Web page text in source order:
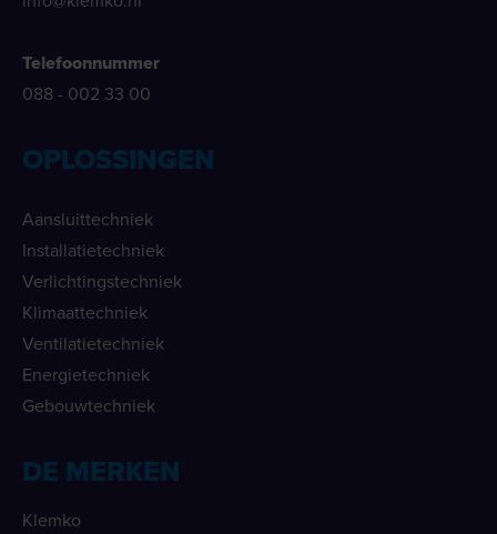
Telefoonnummer
088 - 002 33 00
OPLOSSINGEN
Aansluittechniek
Installatietechniek
Verlichtingstechniek
Klimaattechniek
Ventilatietechniek
Energietechniek
Gebouwtechniek
DE MERKEN
Klemko